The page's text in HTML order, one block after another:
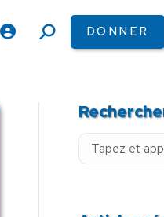
RechercheDONNER
Recherche